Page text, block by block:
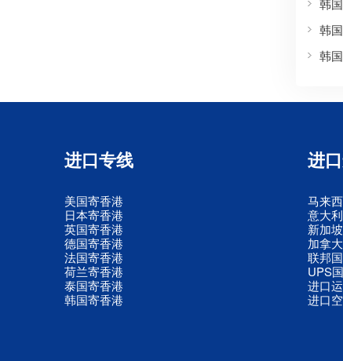
韩
韩
进口专线
美国寄香港
日本寄香港
英国寄香港
德国寄香港
法国寄香港
荷兰寄香港
泰国寄香港
韩国寄香港
进
马来
意大
新加
加拿
联邦
UPS
进口
进口